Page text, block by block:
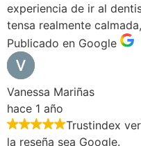
experiencia de ir al
tensa realmente
Publicado en Google
Vanessa Mariñas
hace 1 año
Trustindex
la reseña sea Google.